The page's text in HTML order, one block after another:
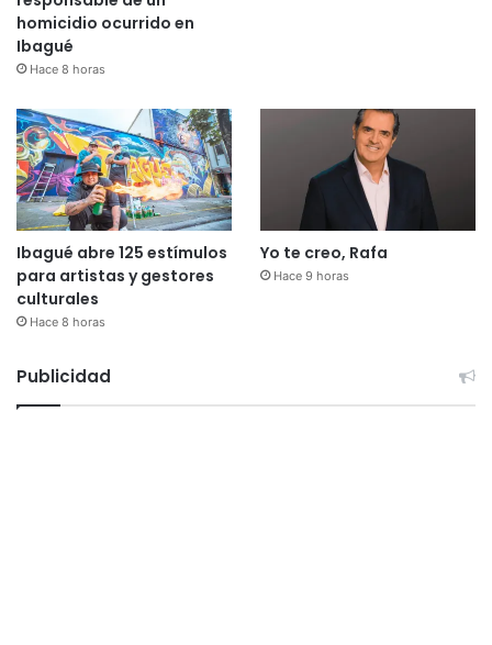
homicidio ocurrido en
Ibagué
Hace 8 horas
Ibagué abre 125 estímulos
para artistas y gestores
culturales
Hace 8 horas
Yo te creo, Rafa
Hace 9 horas
Publicidad